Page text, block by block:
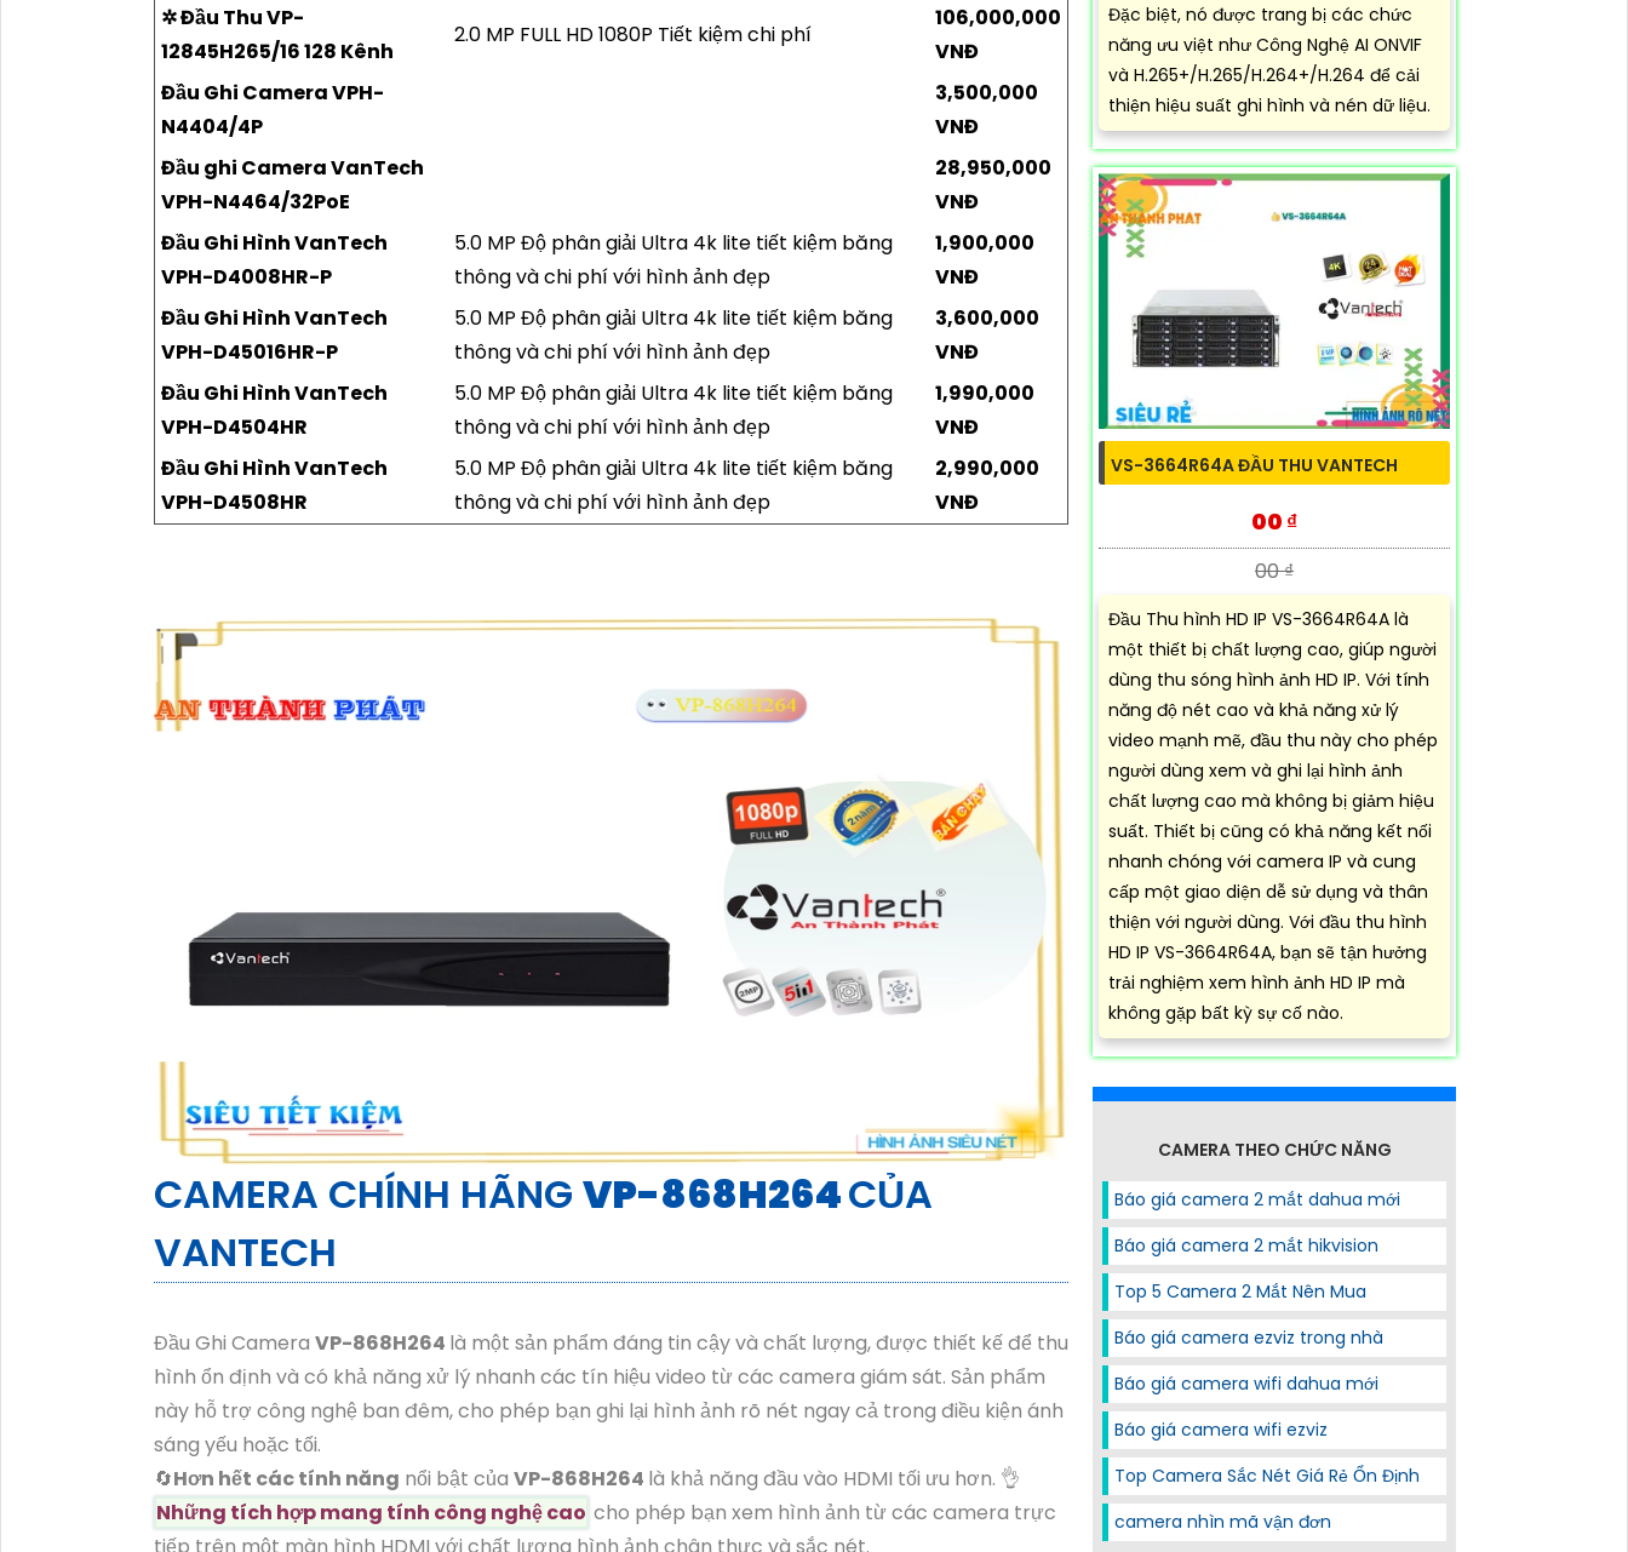
✲ Đầu Thu VP-
12845H265/16 128 Kênh
2.0 MP FULL HD 1080P Tiết kiệm chi phí
106,000,000
VNĐ
Đầu Ghi Camera VPH-
N4404/4P
3,500,000
VNĐ
Đầu ghi Camera VanTech
VPH-N4464/32PoE
28,950,000
VNĐ
Đầu Ghi Hình VanTech
VPH-D4008HR-P
5.0 MP Độ phân giải Ultra 4k lite tiết kiệm băng
thông và chi phí với hình ảnh đẹp
1,900,000
VNĐ
Đầu Ghi Hình VanTech
VPH-D45016HR-P
5.0 MP Độ phân giải Ultra 4k lite tiết kiệm băng
thông và chi phí với hình ảnh đẹp
3,600,000
VNĐ
Đầu Ghi Hình VanTech
VPH-D4504HR
5.0 MP Độ phân giải Ultra 4k lite tiết kiệm băng
thông và chi phí với hình ảnh đẹp
1,990,000
VNĐ
Đầu Ghi Hình VanTech
VPH-D4508HR
5.0 MP Độ phân giải Ultra 4k lite tiết kiệm băng
thông và chi phí với hình ảnh đẹp
2,990,000
VNĐ
CAMERA CHÍNH HÃNG VP-868H264CỦA
VANTECH
Đầu Ghi Camera VP-868H264 là một sản phẩm đáng tin cậy và chất lượng, được thiết kế để thu
hình ổn định và có khả năng xử lý nhanh các tín hiệu video từ các camera giám sát. Sản phẩm
này hỗ trợ công nghệ ban đêm, cho phép bạn ghi lại hình ảnh rõ nét ngay cả trong điều kiện ánh
sáng yếu hoặc tối.
🔄Hơn hết các tính năng nổi bật của VP-868H264 là khả năng đầu vào HDMI tối ưu hơn. 👌
Những tích hợp mang tính công nghệ cao cho phép bạn xem hình ảnh từ các camera trực
Đặc biệt, nó được trang bị các chức
năng ưu việt như Công Nghệ AI ONVIF
và H.265+/H.265/H.264+/H.264 để cải
thiện hiệu suất ghi hình và nén dữ liệu.
VS-3664R64A ĐẦU THU VANTECH
00 ₫
00 ₫
Đầu Thu hình HD IP VS-3664R64A là
một thiết bị chất lượng cao, giúp người
dùng thu sóng hình ảnh HD IP. Với tính
năng độ nét cao và khả năng xử lý
video mạnh mẽ, đầu thu này cho phép
người dùng xem và ghi lại hình ảnh
chất lượng cao mà không bị giảm hiệu
suất. Thiết bị cũng có khả năng kết nối
nhanh chóng với camera IP và cung
cấp một giao diện dễ sử dụng và thân
thiện với người dùng. Với đầu thu hình
HD IP VS-3664R64A, bạn sẽ tận hưởng
trải nghiệm xem hình ảnh HD IP mà
không gặp bất kỳ sự cố nào.
CAMERA THEO CHỨC NĂNG
Báo giá camera 2 mắt dahua mới
Báo giá camera 2 mắt hikvision
Top 5 Camera 2 Mắt Nên Mua
Báo giá camera ezviz trong nhà
Báo giá camera wifi dahua mới
Báo giá camera wifi ezviz
Top Camera Sắc Nét Giá Rẻ Ổn Định
camera nhìn mã vận đơn